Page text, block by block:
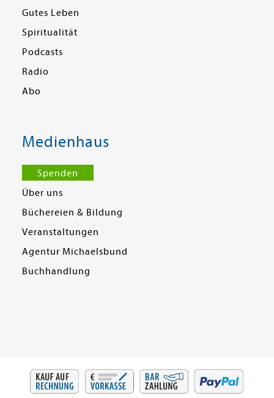
Gutes Leben
Spiritualität
Podcasts
Radio
Abo
Medienhaus
Spenden
Über uns
Büchereien & Bildung
Veranstaltungen
Agentur Michaelsbund
Buchhandlung